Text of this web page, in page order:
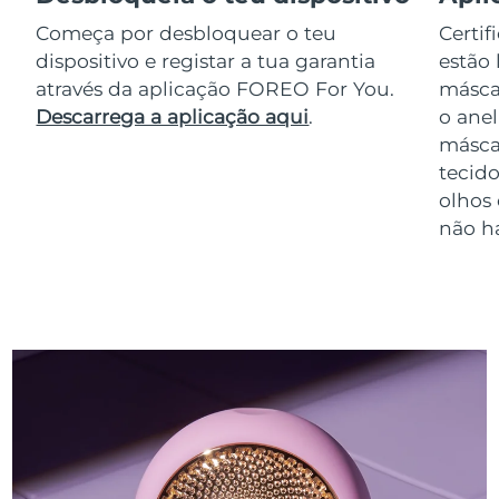
Começa por desbloquear o teu
dispositivo e registar a tua garantia
através da aplicação FOREO For You.
Descarrega a aplicação aqui.
estão
o
olhos
não